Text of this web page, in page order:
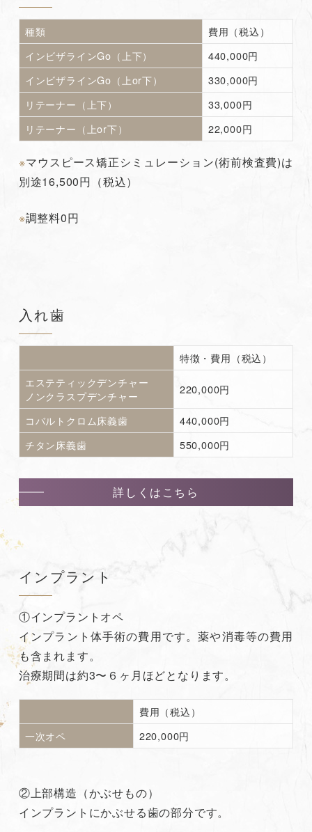
種類
費用（税込）
インビザラインGo（上下）
440,000円
インビザラインGo（上or下）
330,000円
リテーナー（上下）
33,000円
リテーナー（上or下）
22,000円
※マウスピース矯正シミュレーション(術前検査費)は
別途16,500円（税込）
※調整料0円
入れ歯
特徴・費用（税込）
エステティックデンチャー
ノンクラスプデンチャー
220,000円
コバルトクロム床義歯
440,000円
チタン床義歯
550,000円
詳しくはこちら
インプラント
①インプラントオペ
インプラント体手術の費用です。薬や消毒等の費用
も含まれます。
治療期間は約3〜６ヶ月ほどとなります。
費用（税込）
一次オペ
220,000円
②上部構造（かぶせもの）
インプラントにかぶせる歯の部分です。